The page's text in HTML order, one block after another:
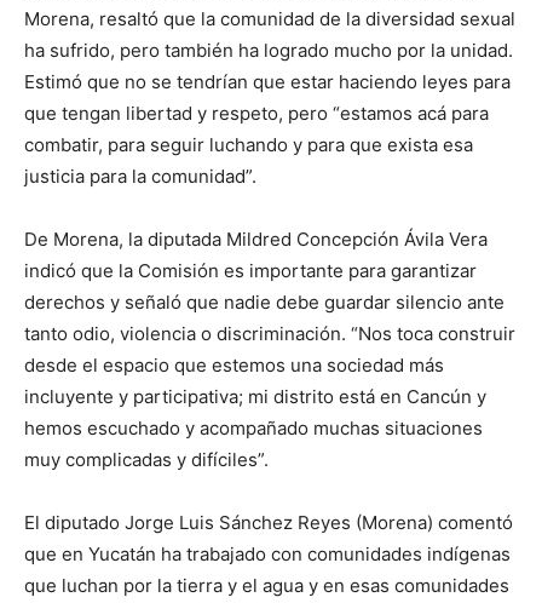
Morena, resaltó que la comunidad de la diversidad sexual
ha sufrido, pero también ha logrado mucho por la unidad.
Estimó que no se tendrían que estar haciendo leyes para
que tengan libertad y respeto, pero “estamos acá para
combatir, para seguir luchando y para que exista esa
justicia para la comunidad”.
De Morena, la diputada Mildred Concepción Ávila Vera
indicó que la Comisión es importante para garantizar
derechos y señaló que nadie debe guardar silencio ante
tanto odio, violencia o discriminación. “Nos toca construir
desde el espacio que estemos una sociedad más
incluyente y participativa; mi distrito está en Cancún y
hemos escuchado y acompañado muchas situaciones
muy complicadas y difíciles”.
El diputado Jorge Luis Sánchez Reyes (Morena) comentó
que en Yucatán ha trabajado con comunidades indígenas
que luchan por la tierra y el agua y en esas comunidades